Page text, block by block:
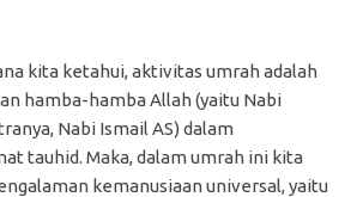
kita ketahui, aktivitas umrah adalah
hamba-hamba Allah (yaitu Nabi
Nabi Ismail AS) dalam
tauhid. Maka, dalam umrah ini kita
kemanusiaan universal, yaitu